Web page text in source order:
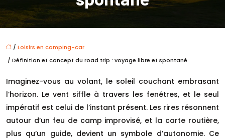
/ Loisirs en camping-car
/ Définition et concept du road trip : voyage libre et spontané
Imaginez-vous au volant, le soleil couchant embrasant
l’horizon. Le vent siffle à travers les fenêtres, et le seul
impératif est celui de l’instant présent. Les rires résonnent
autour d’un feu de camp improvisé, et la carte routière,
plus qu’un guide, devient un symbole d’autonomie. Ce